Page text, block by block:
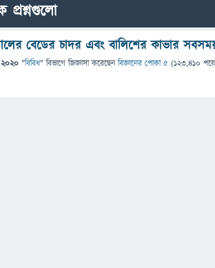
প্রশ্নগুলো
বেডের চাদর এবং বালিশের কাভার
2020 "বিবিধ" বিভাগে জিজ্ঞাসাকরেছেনবিজ্ঞানের পোকা ৫ (123,410